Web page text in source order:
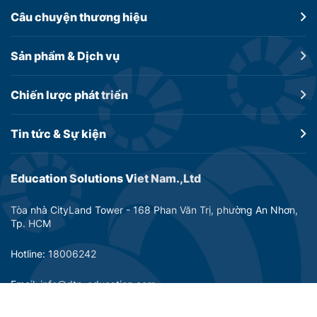
Education Solutions Viet Nam.,Ltd
Tòa nhà CityLand Tower - 168 Phan Văn Trị, phường An Nhơn,
Tp. HCM
Hotline: 18006242
Email: info@dtp-education.com
Câu chuyệnthương hiệu
Sản phẩm &Dịch vụ
Chiến lược phát triển
Tin tức &Sự kiện